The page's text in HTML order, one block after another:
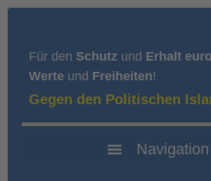
Für den Schutz und Erhalt
Werte und Freiheiten!
Gegen den Politischen